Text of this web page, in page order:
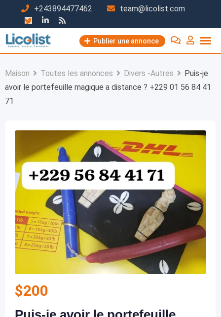
contenu
+243894477462 team@licolist.com
Publier une annonce
Maison Toutes les annonces Divers -Autres
Puis-je
avoir le portefeuille magique a distance ? +229 01 56 84 41
71
$200